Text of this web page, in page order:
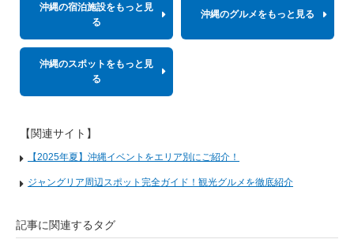
沖縄の宿泊施設をもっと見
る
沖縄のグルメをもっと見る
沖縄のスポットをもっと見
る
【関連サイト】
【2025年夏】沖縄イベントをエリア別にご紹介！
ジャングリア周辺スポット完全ガイド！観光グルメを徹底紹介
記事に関連するタグ